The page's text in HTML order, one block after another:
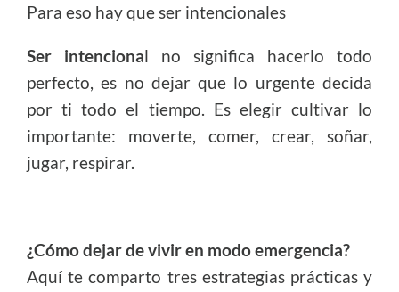
Para eso hay que ser intencionales
Ser intencional no significa hacerlo todo
perfecto, es no dejar que lo urgente decida
por ti todo el tiempo. Es elegir cultivar lo
importante: moverte, comer, crear, soñar,
jugar, respirar.
¿Cómo dejar de vivir en modo emergencia?
Aquí te comparto tres estrategias prácticas y